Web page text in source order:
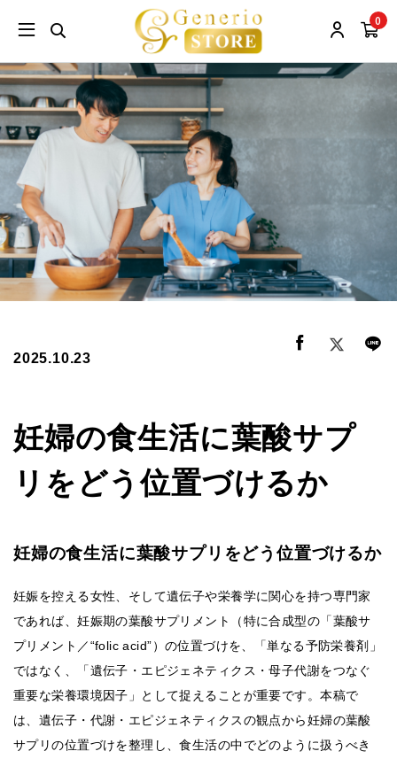
0
2025.10.23
妊婦の食生活に葉酸サプ
リをどう位置づけるか
妊婦の食生活に葉酸サプリをどう位置づけるか
妊娠を控える女性、そして遺伝子や栄養学に関心を持つ専門家
であれば、妊娠期の葉酸サプリメント（特に合成型の「葉酸サ
プリメント／“folic acid”）の位置づけを、「単なる予防栄養剤」
ではなく、「遺伝子・エピジェネティクス・母子代謝をつなぐ
重要な栄養環境因子」として捉えることが重要です。本稿で
は、遺伝子・代謝・エピジェネティクスの観点から妊婦の葉酸
サプリの位置づけを整理し、食生活の中でどのように扱うべき